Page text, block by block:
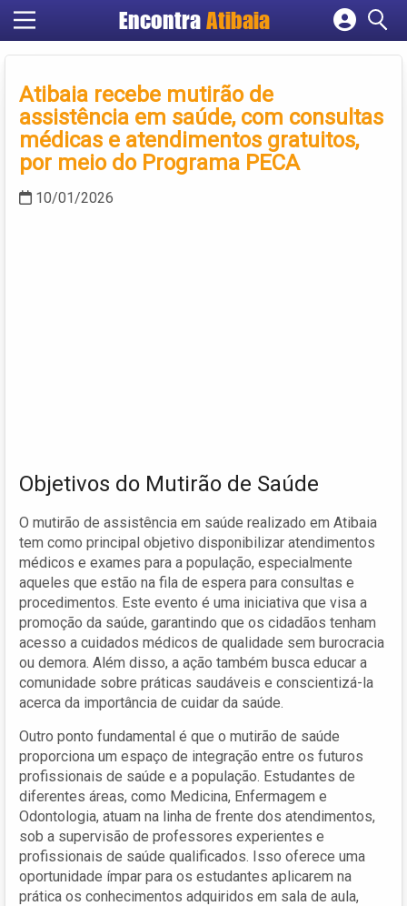
Encontra Atibaia
Cadastrar empresa
Criar conta
Atibaia recebe mutirão de
assistência em saúde, com consultas
médicas e atendimentos gratuitos,
por meio do Programa PECA
10/01/2026
Objetivos do Mutirão de Saúde
O mutirão de assistência em saúde realizado em Atibaia
tem como principal objetivo disponibilizar atendimentos
médicos e exames para a população, especialmente
aqueles que estão na fila de espera para consultas e
procedimentos. Este evento é uma iniciativa que visa a
promoção da saúde, garantindo que os cidadãos tenham
acesso a cuidados médicos de qualidade sem burocracia
ou demora. Além disso, a ação também busca educar a
comunidade sobre práticas saudáveis e conscientizá-la
acerca da importância de cuidar da saúde.
Outro ponto fundamental é que o mutirão de saúde
proporciona um espaço de integração entre os futuros
profissionais de saúde e a população. Estudantes de
diferentes áreas, como Medicina, Enfermagem e
Odontologia, atuam na linha de frente dos atendimentos,
sob a supervisão de professores experientes e
profissionais de saúde qualificados. Isso oferece uma
oportunidade ímpar para os estudantes aplicarem na
prática os conhecimentos adquiridos em sala de aula,